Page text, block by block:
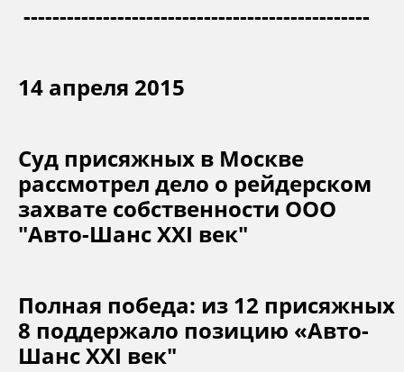
------------------------------------------------
14 апреля 2015
Суд присяжных в Москве
рассмотрел дело о рейдерском
захвате собственности ООО
"Авто-Шанс XXI век"
Полная победа: из 12 присяжных
8 поддержало позицию «Авто-
Шанс XXI век"